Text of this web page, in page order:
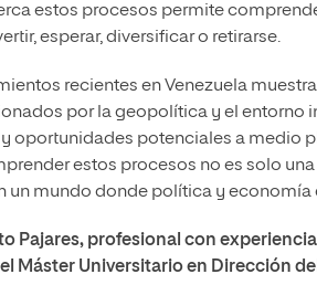
estos procesos permite
esperar, diversificar o retirarse.
recientes en Venezuela
por la geopolítica y el
oportunidades potenciales a medio
estos procesos no es solo
un mundo donde política y economía
Pajares, profesional con
Máster Universitario en Dirección